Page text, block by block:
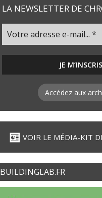
LA NEWSLETTER DE
Accédez aux
VOIR LE MÉDIA-KIT
BUILDINGLAB.FR